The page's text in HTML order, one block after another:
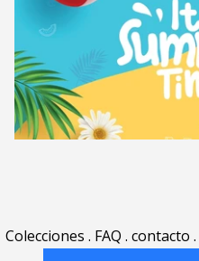
Colecciones . FAQ . contacto .